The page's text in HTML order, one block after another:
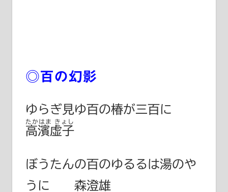
◎百の幻影
ゆらぎ見ゆ百の椿が三百に
高濱虚子
たかはま きょし
ぼうたんの百のゆるるは湯のや
うに 森澄雄